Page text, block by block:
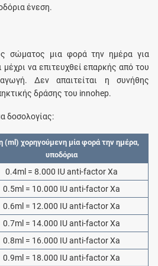
ένεση.
σώματος μια φορά την ημέρα για
μέχρι να επιτευχθεί επαρκής από του
Δεν απαιτείται η συνήθης
δράσης του innohep.
δοσολογίας:
(ml) χορηγούμενη μία φορά την ημέρα,
υποδόρια
0.4ml = 8.000 IU anti-factor Xa
0.5ml = 10.000 IU anti-factor Xa
0.6ml = 12.000 IU anti-factor Xa
0.7ml = 14.000 IU anti-factor Xa
0.8ml = 16.000 IU anti-factor Xa
0.9ml = 18.000 IU anti-factor Xa